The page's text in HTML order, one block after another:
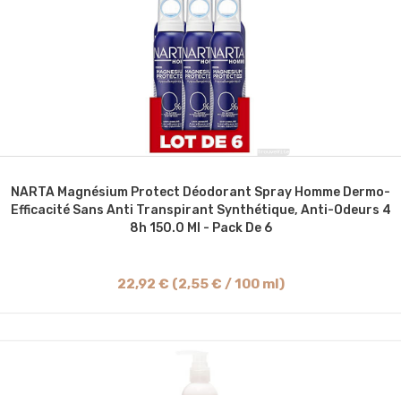
NARTA Magnésium Protect Déodorant Spray Homme Dermo-
Efficacité Sans Anti Transpirant Synthétique, Anti-Odeurs 4
8h 150.0 Ml - Pack De 6
22,92 € (2,55 € / 100 ml)